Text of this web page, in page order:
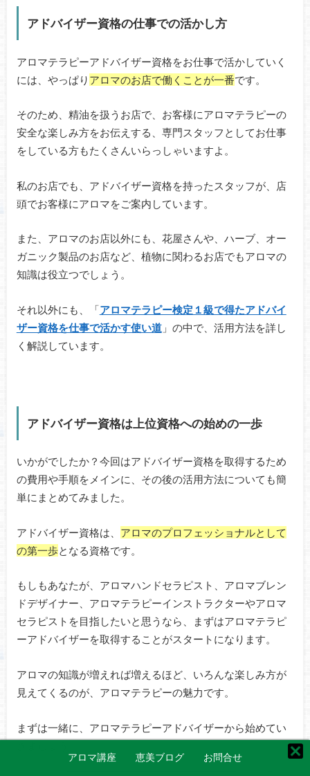
アドバイザー資格の仕事での活かし方
アロマテラピーアドバイザー資格をお仕事で活かしていく
には、やっぱり アロマのお店で働くことが一番です。
そのため、精油を扱うお店で、お客様にアロマテラピーの
安全な楽しみ方をお伝えする、専門スタッフとしてお仕事
をしている方もたくさんいらっしゃいますよ。
私のお店でも、アドバイザー資格を持ったスタッフが、店
頭でお客様にアロマをご案内しています。
また、アロマのお店以外にも、花屋さんや、ハーブ、オー
ガニック製品のお店など、植物に関わるお店でもアロマの
知識は役立つでしょう。
それ以外にも、「アロマテラピー検定１級で得たアドバイ
ザー資格を仕事で活かす使い道」の中で、活用方法を詳し
く解説しています。
アドバイザー資格は上位資格への始めの一歩
いかがでしたか？今回はアドバイザー資格を取得するため
の費用や手順をメインに、その後の活用方法についても簡
単にまとめてみました。
アドバイザー資格は、 アロマのプロフェッショナルとして
の第一歩となる資格です。
もしもあなたが、アロマハンドセラピスト、アロマブレン
ドデザイナー、アロマテラピーインストラクターやアロマ
セラピストを目指したいと思うなら、まずはアロマテラピ
ーアドバイザーを取得することがスタートになります。
アロマの知識が増えれば増えるほど、いろんな楽しみ方が
見えてくるのが、アロマテラピーの魅力です。
まずは一緒に、アロマテラピーアドバイザーから始めてい
アロマ講座 恵美ブログ お問合せ